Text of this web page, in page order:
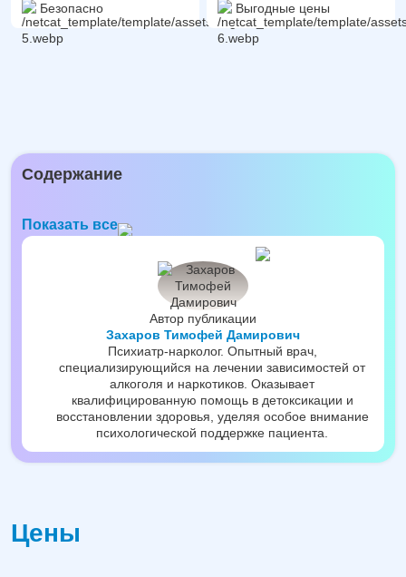
Безопасно Выгодные цены
Содержание
Показать все
Автор публикации
Захаров Тимофей Дамирович
Психиатр-нарколог. Опытный врач,
специализирующийся на лечении зависимостей от
алкоголя и наркотиков. Оказывает
квалифицированную помощь в детоксикации и
восстановлении здоровья, уделяя особое внимание
психологической поддержке пациента.
Цены